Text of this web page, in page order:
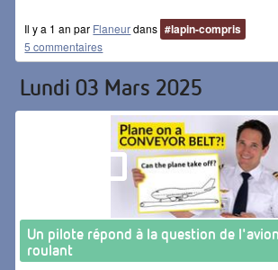
Il y a 1 an par Flaneurdans #lapin-compris
5 commentaires
Lundi 03 Mars 2025
Un pilote répond à la question de
roulant